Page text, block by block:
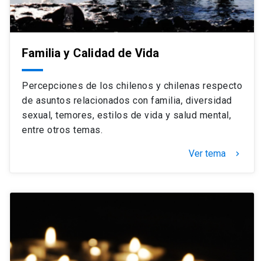
Familia y Calidad de Vida
Percepciones de los chilenos y chilenas respecto
de asuntos relacionados con familia, diversidad
sexual, temores, estilos de vida y salud mental,
entre otros temas.
Ver tema keyboard_arrow_right